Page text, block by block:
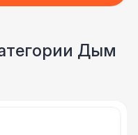
Дым